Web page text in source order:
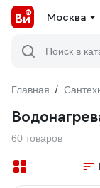
Москва
Поиск в
Главная /
60 товаров